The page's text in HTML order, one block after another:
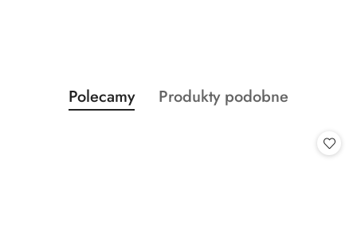
Pomiń karuzelę produktów
Produkty
o
Polecamy
Produkty
Produkty podobne